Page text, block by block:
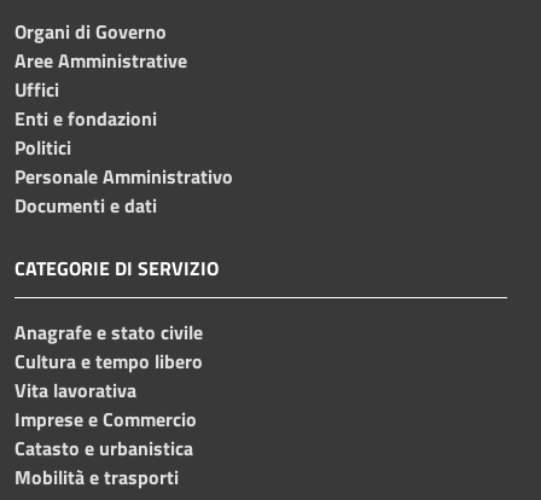
Organi di Governo
Aree Amministrative
Uffici
Enti e fondazioni
Politici
Personale Amministrativo
Documenti e dati
CATEGORIE DI SERVIZIO
Anagrafe e stato civile
Cultura e tempo libero
Vita lavorativa
Imprese e Commercio
Catasto e urbanistica
Mobilità e trasporti